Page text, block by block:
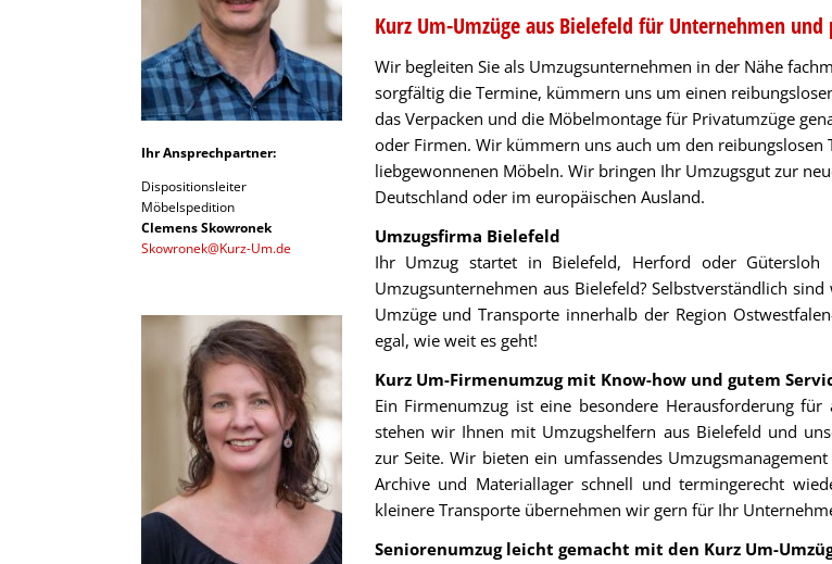
Kurz Um-Umzüge aus Bielefeld für Unternehmen
Wir begleiten Sie als Umzugsunternehmen in der Nähe
sorgfältig die Termine, kümmern uns um einen
das Verpacken und die Möbelmontage für Privatumzüge
oder Firmen. Wir kümmern uns auch um den reibungslosen
liebgewonnenen Möbeln. Wir bringen Ihr Umzugsgut zur
Deutschland oder im europäischen Ausland.
Umzugsfirma Bielefeld
Ihr Umzug startet in Bielefeld, Herford oder Gütersloh
Umzugsunternehmen aus Bielefeld? Selbstverständlich
Umzüge und Transporte innerhalb der Region
egal, wie weit es geht!
Kurz Um-Firmenumzug mit Know-how und gutem
Ein Firmenumzug ist eine besondere Herausforderung
stehen wir Ihnen mit Umzugshelfern aus Bielefeld und
zur Seite. Wir bieten ein umfassendes
Archive und Materiallager schnell und termingerecht
kleinere Transporte übernehmen wir gern für Ihr
Seniorenumzug leicht gemacht mit den Kurz Um-
Ihr Ansprechpartner:
Dispositionsleiter
Möbelspedition
Clemens Skowronek
Skowronek@Kurz-Um.de